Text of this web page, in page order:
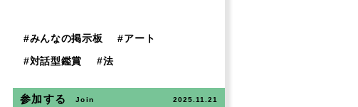
#みんなの掲示板 #アート
#対話型鑑賞 #法
参加する Join 2025.11.21